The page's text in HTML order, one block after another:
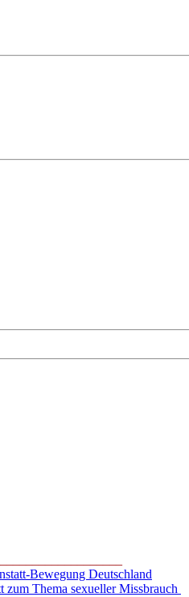
Bewegung Deutschland
zum Thema sexueller Missbrauch